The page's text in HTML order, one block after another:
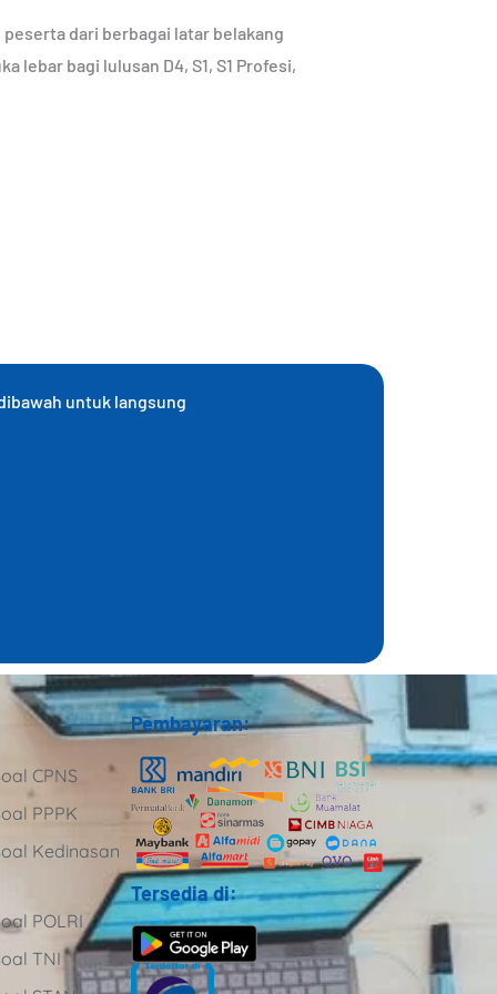
dari berbagai latar belakang
lebar bagi lulusan D4, S1, S1 Profesi,
untuk langsung
CPNS
PPPK
Kedinasan
POLRI
TNI
Pembayaran:
Tersedia di: